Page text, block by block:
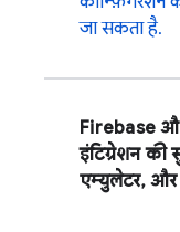
जा सकता है.
Firebase
इंटिग्रेशन की
एम्युलेटर, और